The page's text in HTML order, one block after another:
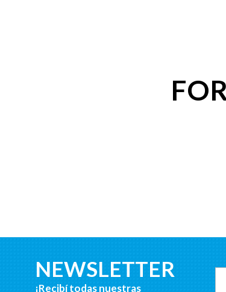
NEWSLETTER
¡Recibí todas nuestras